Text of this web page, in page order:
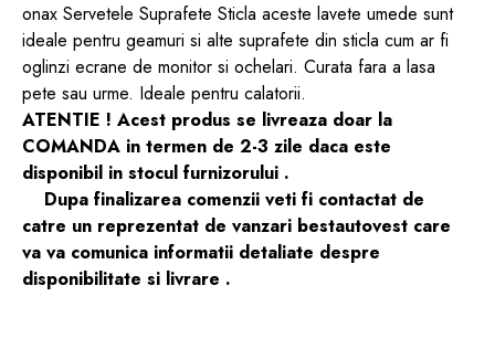
onax Servetele Suprafete Sticla aceste lavete umede sunt
ideale pentru geamuri si alte suprafete din sticla cum ar fi
oglinzi ecrane de monitor si ochelari. Curata fara a lasa
pete sau urme. Ideale pentru calatorii.
ATENTIE ! Acest produs se livreaza doar la
COMANDA in termen de 2-3 zile daca este
disponibil in stocul furnizorului .
Dupa finalizarea comenzii veti fi contactat de
catre un reprezentat de vanzari bestautovest care
va va comunica informatii detaliate despre
disponibilitate si livrare .